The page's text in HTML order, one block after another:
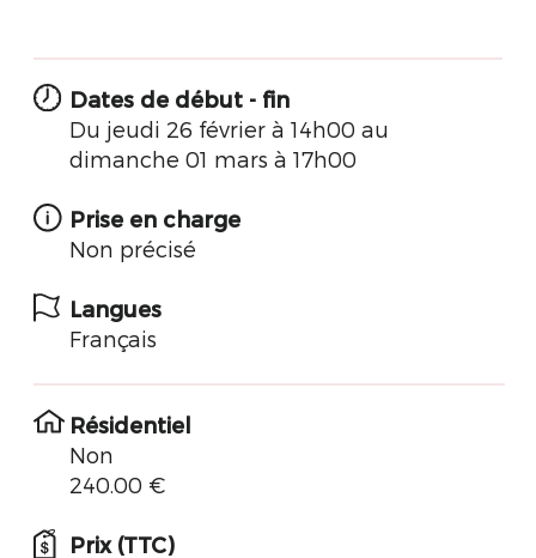
Dates de début - fin
Du jeudi 26 février à 14h00 au
dimanche 01 mars à 17h00
Prise en charge
Non précisé
Langues
Français
Résidentiel
Non
240.00 €
Prix (TTC)